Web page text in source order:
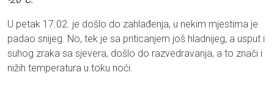
U petak 17.02. je došlo do zahlađenja, u nekim mjestima je
padao snijeg. No, tek je sa priticanjem još hladnijeg, a usput i
suhog zraka sa sjevera, došlo do razvedravanja, a to znači i
nižih temperatura u toku noći.